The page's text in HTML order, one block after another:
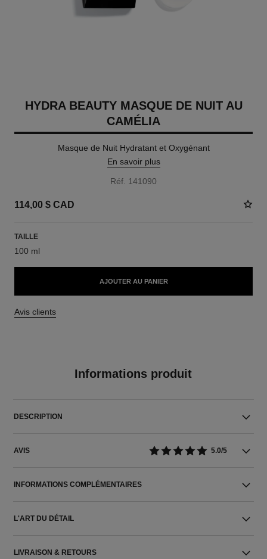
HYDRA BEAUTY MASQUE DE NUIT AU
CAMÉLIA
Masque de Nuit Hydratant et Oxygénant
En savoir plus
Réf. 141090
114,00 $ CAD
TAILLE
100 ml
AJOUTER AU PANIER
Avis clients
Informations produit
DESCRIPTION
AVIS 5.0/5
INFORMATIONS COMPLÉMENTAIRES
L'ART DU DÉTAIL
LIVRAISON & RETOURS